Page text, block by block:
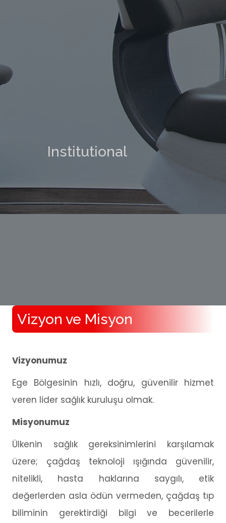
Institutional
Vizyon ve Misyon
Vizyonumuz
Ege Bölgesinin hızlı, doğru, güvenilir hizmet
veren lider sağlık kuruluşu olmak.
Misyonumuz
Ülkenin sağlık gereksinimlerini karşılamak
üzere; çağdaş teknoloji ışığında güvenilir,
nitelikli, hasta haklarına saygılı, etik
değerlerden asla ödün vermeden, çağdaş tıp
biliminin gerektirdiği bilgi ve becerilerle